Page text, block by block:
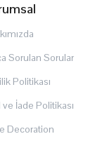
Sorulan Sorular
Politikası
ve İade Politikası
Decoration